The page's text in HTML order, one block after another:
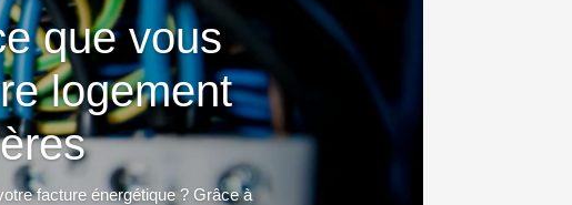
que vous
logement
facture énergétique ? Grâce à